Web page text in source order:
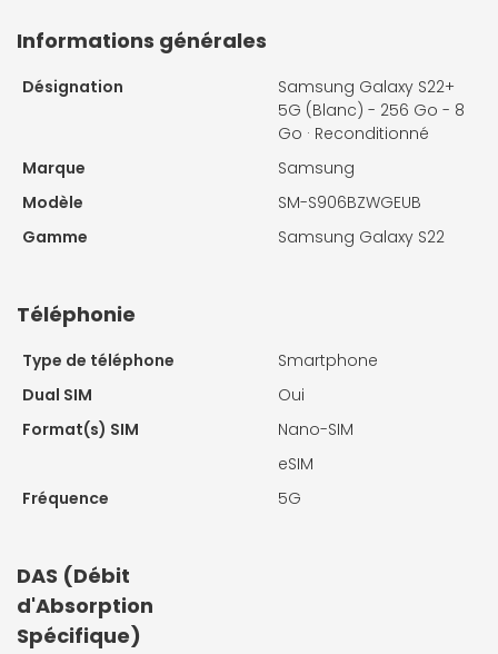
Informations générales
Désignation
Samsung Galaxy S22+
5G (Blanc) - 256 Go - 8
Go · Reconditionné
Marque
Samsung
Modèle
SM-S906BZWGEUB
Gamme
Samsung Galaxy S22
Téléphonie
Type de téléphone
Smartphone
Dual SIM
Oui
Format(s) SIM
Nano-SIM
eSIM
Fréquence
5G
DAS (Débit
d'Absorption
Spécifique)